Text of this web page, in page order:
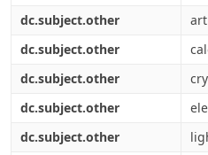
dc.subject.other
dc.subject.other
dc.subject.other
dc.subject.other
dc.subject.other